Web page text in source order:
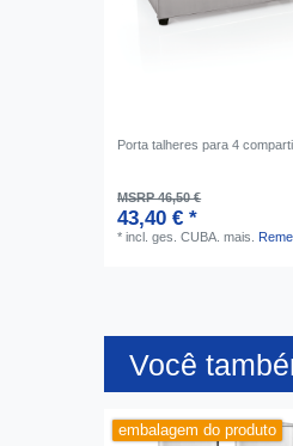
Porta talheres para 4
MSRP 46,50 €
43,40 € *
*incl. ges. CUBA. mais.
Você
embalagem do produto